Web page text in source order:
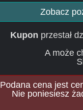
Zobacz
Kupon przestał
A może
Podana cena jest
Nie poniesiesz